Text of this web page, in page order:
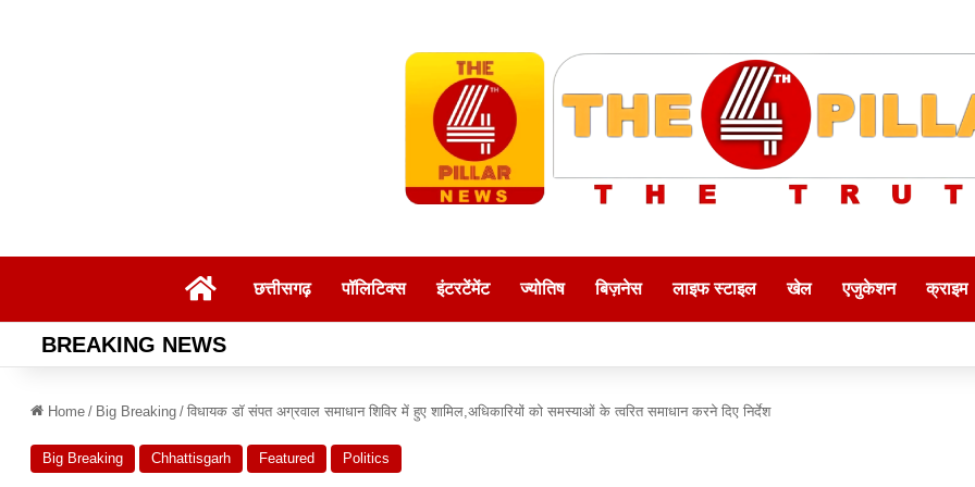
Homeछत्तीसगढ़ पॉलिटिक्स इंटरटेंमेंट ज्योतिष बिज़नेस लाइफ स्टाइल खेल एजुकेशन क्राइम
BREAKING NEWS
Home / Big Breaking / विधायक डॉ संपत अग्रवाल समाधान शिविर में हुए शामिल,अधिकारियों को समस्याओं के त्वरित समाधान करने दिए निर्देश
Big Breaking Chhattisgarh Featured Politics